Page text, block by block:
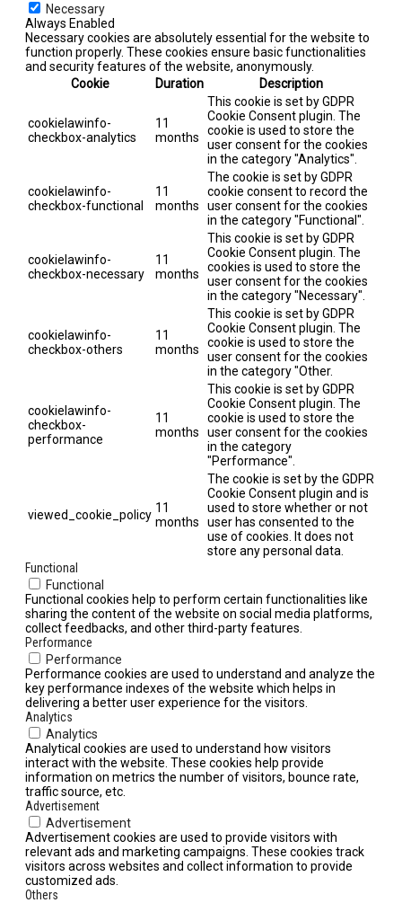
Necessary
Always Enabled
Necessary cookies are absolutely essential for the website to
function properly. These cookies ensure basic functionalities
and security features of the website, anonymously.
Cookie
Duration Description
cookielawinfo-
checkbox-analytics
11
months
This cookie is set by GDPR
Cookie Consent plugin. The
cookie is used to store the
user consent for the cookies
in the category "Analytics".
cookielawinfo-
checkbox-functional
11
months
The cookie is set by GDPR
cookie consent to record the
user consent for the cookies
in the category "Functional".
cookielawinfo-
checkbox-necessary
11
months
This cookie is set by GDPR
Cookie Consent plugin. The
cookies is used to store the
user consent for the cookies
in the category "Necessary".
cookielawinfo-
checkbox-others
11
months
This cookie is set by GDPR
Cookie Consent plugin. The
cookie is used to store the
user consent for the cookies
in the category "Other.
cookielawinfo-
checkbox-
performance
11
months
This cookie is set by GDPR
Cookie Consent plugin. The
cookie is used to store the
user consent for the cookies
in the category
"Performance".
viewed_cookie_policy 11
months
The cookie is set by the GDPR
Cookie Consent plugin and is
used to store whether or not
user has consented to the
use of cookies. It does not
store any personal data.
Functional
Functional
Functional cookies help to perform certain functionalities like
sharing the content of the website on social media platforms,
collect feedbacks, and other third-party features.
Performance
Performance
Performance cookies are used to understand and analyze the
key performance indexes of the website which helps in
delivering a better user experience for the visitors.
Analytics
Analytics
Analytical cookies are used to understand how visitors
interact with the website. These cookies help provide
information on metrics the number of visitors, bounce rate,
traffic source, etc.
Advertisement
Advertisement
Advertisement cookies are used to provide visitors with
relevant ads and marketing campaigns. These cookies track
visitors across websites and collect information to provide
customized ads.
Others